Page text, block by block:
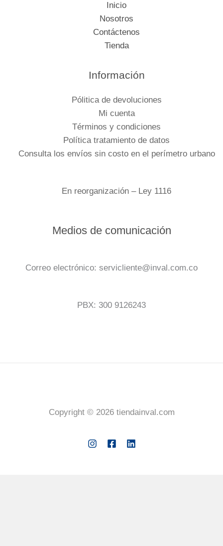
Inicio
Nosotros
Contáctenos
Tienda
Información
Pólitica de devoluciones
Mi cuenta
Términos y condiciones
Política tratamiento de datos
Consulta los envíos sin costo en el perímetro urbano
En reorganización – Ley 1116
Medios de comunicación
Correo electrónico: servicliente@inval.com.co
PBX: 300 9126243
Copyright © 2026 tiendainval.com